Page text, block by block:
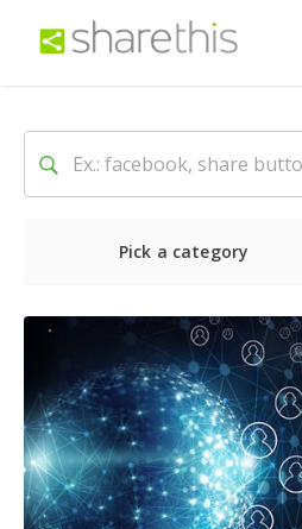
Pick a category
O mais recente